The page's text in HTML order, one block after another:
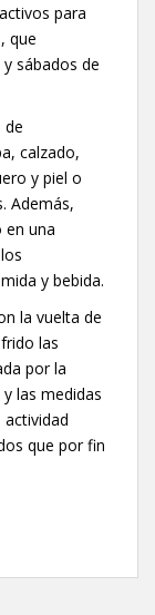
para
que
sábados de
de
calzado,
y piel o
Además,
en una
y bebida.
la vuelta de
las
por la
las medidas
que por fin